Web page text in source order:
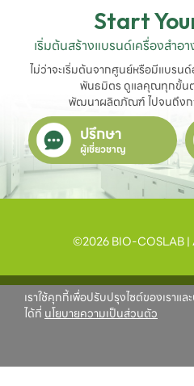
Start
เริ่มต้นสร้างแบรนด์เครื่องส
ไม่ว่าจะเริ่มต้นจากศูนย์หรือมีแบรน
พันธมิตร ดูแลคุณทุกขั้น
พัฒนาผลิตภัณฑ์ ไปจนถึงก
ปรึกษา
ผู้เชี่ยวชาญ
©2026 BIO-COSLAB |
เราใช้คุกกี้เพื่อปรับปรุงไซต์ของเรา
ได้ที่ นโยบายความเป็นส่วนตัว